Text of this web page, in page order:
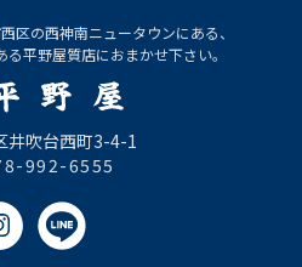
区の西神南ニュータウンにある、
平野屋質店におまかせ下さい。
井吹台西町3-4-1
992-6555